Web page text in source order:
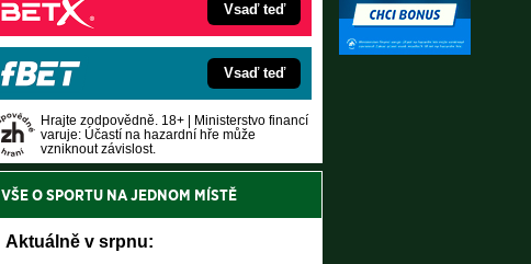
Vsaď teď
Vsaď teď
Hrajte zodpovědně. 18+ | Ministerstvo financí
varuje: Účastí na hazardní hře může
vzniknout závislost.
VŠE O SPORTU NA JEDNOM MÍSTĚ
Aktuálně v srpnu: